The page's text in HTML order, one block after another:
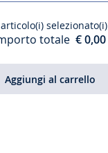
articolo(i) selezionato(i)
totale € 0,00